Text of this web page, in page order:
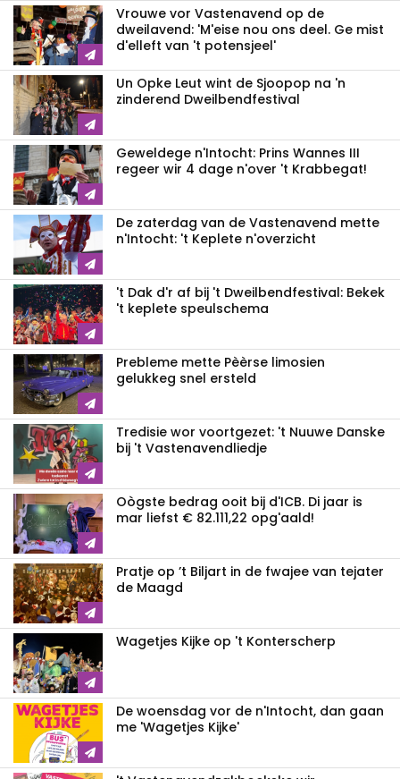
Vrouwe vor Vastenavend op de
dweilavend: 'M'eise nou ons deel. Ge mist
d'elleft van 't potensjeel'
Un Opke Leut wint de Sjoopop na 'n
zinderend Dweilbendfestival
Geweldege n'Intocht: Prins Wannes III
regeer wir 4 dage n'over 't Krabbegat!
De zaterdag van de Vastenavend mette
n'Intocht: 't Keplete n'overzicht
't Dak d'r af bij 't Dweilbendfestival: Bekek
't keplete speulschema
Prebleme mette Pèèrse limosien
gelukkeg snel ersteld
Tredisie wor voortgezet: 't Nuuwe Danske
bij 't Vastenavendliedje
Oògste bedrag ooit bij d'ICB. Di jaar is
mar liefst € 82.111,22 opg'aald!
Pratje op ’t Biljart in de fwajee van tejater
de Maagd
Wagetjes Kijke op 't Konterscherp
De woensdag vor de n'Intocht, dan gaan
me 'Wagetjes Kijke'